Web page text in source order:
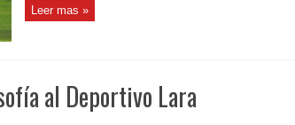
Leer mas »
al Deportivo Lara